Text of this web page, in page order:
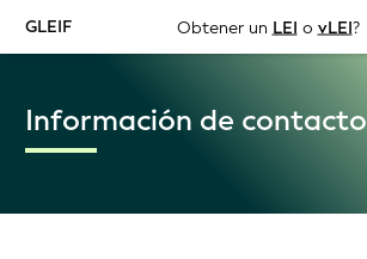
GLEIF Obtener un LEI o vLEI?
Información de contacto